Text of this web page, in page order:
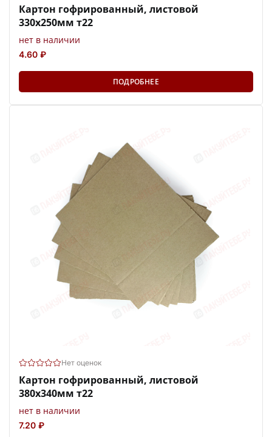
Картон гофрированный, листовой
330х250мм т22
нет в наличии
4.60 ₽
ПОДРОБНЕЕ
Нет оценок
Картон гофрированный, листовой
380х340мм т22
нет в наличии
7.20 ₽